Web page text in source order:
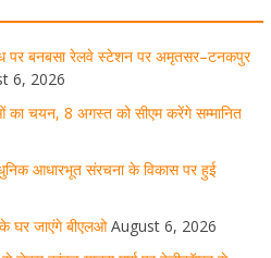
सिंह धामी ने हरकी पैड़ी से लेकर कांवड़ यात्रा मार्ग
से शिवभक्तों पर पुष्पवर्षा कर उनका स्वागत किया गया
में कांवड़ यात्रा के दौरान मंगलवार को आस्था, सेवा
पर बनबसा रेलवे स्टेशन पर अमृतसर–टनकपुर
6, 2026
का चयन, 8 अगस्त को सीएम करेंगे सम्मानित
आधारभूत संरचना के विकास पर हुई
घर जाएंगे बीएलओ August 6, 2026